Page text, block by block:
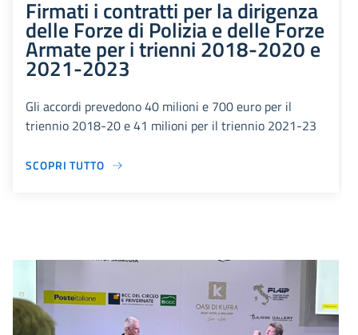
Firmati i contratti per la dirigenza
delle Forze di Polizia e delle Forze
Armate per i trienni 2018-2020 e
2021-2023
Gli accordi prevedono 40 milioni e 700 euro per il
triennio 2018-20 e 41 milioni per il triennio 2021-23
SCOPRI TUTTO